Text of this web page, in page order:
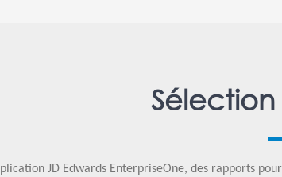
JD Edwards EnterpriseOne, des rapports